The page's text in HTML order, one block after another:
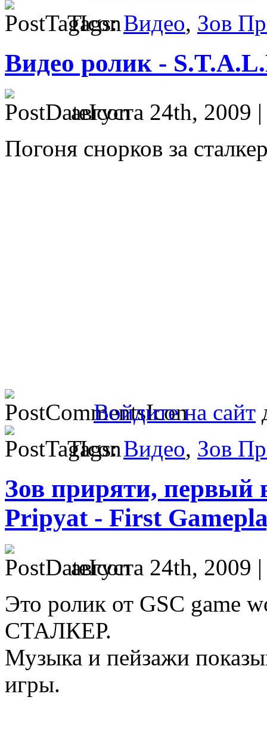
Tags:Видео, Зов
Видео ролик -
августа 24th, 2009
Погоня снорков за
Войдите на сайт
Tags:Видео, Зов
Зов приряти, первый
Pripyat - First
августа 24th, 2009
Это ролик от GSC game
СТАЛКЕР.
Музыка и пейзажи
игры.